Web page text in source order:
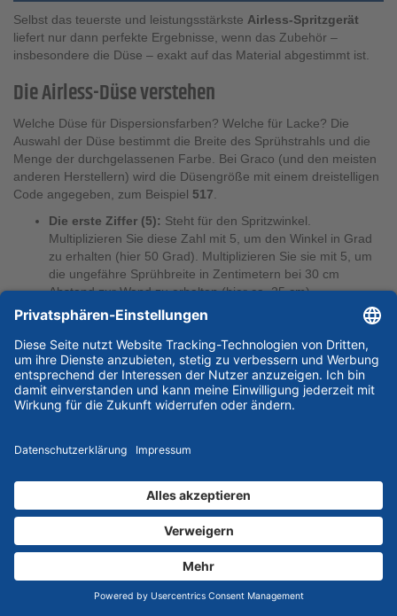
Selbst das teuerste und leistungsstärkste Airless-Spritzgerät
liefert nur dann perfekte Ergebnisse, wenn das Zubehör –
insbesondere die Düse – exakt auf das Material abgestimmt ist.
Die Airless-Düse verstehen
Welche Düse für Dispersionsfarben? Welche für Lacke? Die
Auswahl der Düse bestimmt die Breite des Sprühstrahls und die
Menge der durchgelassenen Farbe. Bei Graco (und den meisten
anderen Herstellern) wird die Düsengröße mit einem dreistelligen
Code angegeben, zum Beispiel 517
Die erste Ziffer (5): Steht für den Spritzwinkel.
Multiplizieren Sie diese Zahl mit 5, um den Winkel in Grad
zu erhalten (hier 50 Grad). Multiplizieren Sie sie mit 5, um
die ungefähre Sprühbreite in Zentimetern bei 30 cm
Abstand zur Wand zu erhalten (hier ca. 25 cm).
Die letzten beiden Ziffern (17):
Bohrungsgröße der Düse in Tausendstel Zoll (hier 0,017
Zoll). Dies bestimmt, wie viel Farbe hindurchfließen kann.
Richtwerte für die Düsenwahl:
Lacke und Lasuren:Düsengrößen von 0,009 bis 0,013
(z.B. 211, 313).
0,019 (z.B. 515, 517). Das ist der Standard für Wände und
Düsengrößen von 0,021 bis
0,025 (z.B. 521, 523).
Filtertechnik: Verstopfungen vermeiden
Um ein unterbrechungsfreies Arbeiten zu gewährleisten, verfügen